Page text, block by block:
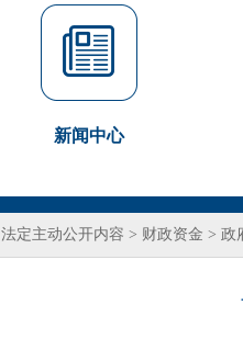
新闻中心
法定主动公开内容 > 财政资金 > 政